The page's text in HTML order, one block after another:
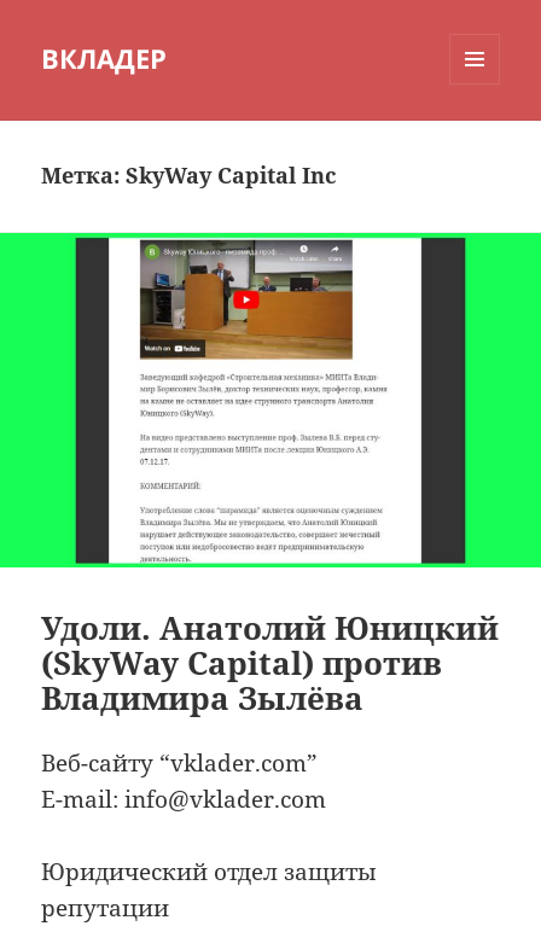
ВКЛАДЕР
Метка:SkyWay Capital Inc
Удоли. Анатолий Юницкий
(SkyWay Capital) против
Владимира Зылёва
Веб-сайту “vklader.com”
E-mail: info@vklader.com
Юридический отдел защиты
репутации